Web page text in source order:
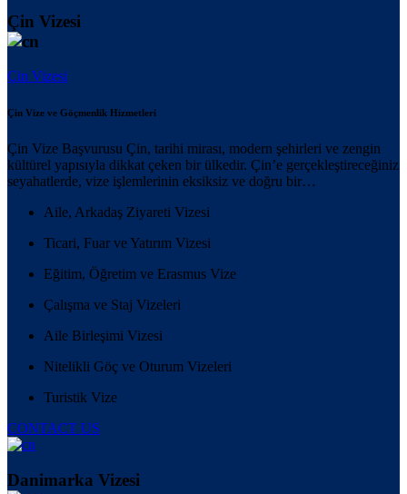
Çin Vizesi
Çin Vizesi
Çin Vize ve Göçmenlik Hizmetleri
Çin Vize Başvurusu Çin, tarihi mirası, modern şehirleri ve zengin
kültürel yapısıyla dikkat çeken bir ülkedir. Çin’e gerçekleştireceğiniz
seyahatlerde, vize işlemlerinin eksiksiz ve doğru bir…
Aile, Arkadaş Ziyareti Vizesi
Ticari, Fuar ve Yatırım Vizesi
Eğitim, Öğretim ve Erasmus Vize
Çalışma ve Staj Vizeleri
Aile Birleşimi Vizesi
Nitelikli Göç ve Oturum Vizeleri
Turistik Vize
CONTACT US
Danimarka Vizesi